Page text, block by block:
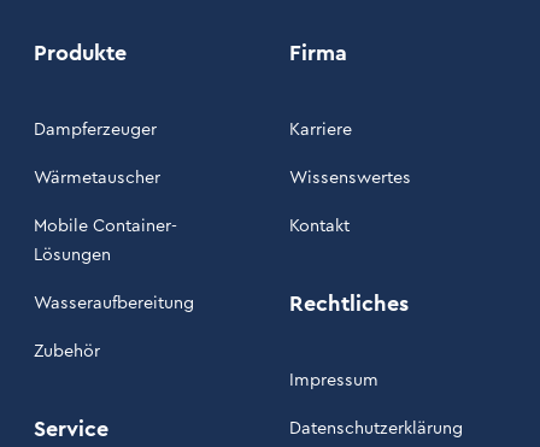
Produkte
Dampferzeuger
Wärmetauscher
Mobile Container-
Lösungen
Wasseraufbereitung
Zubehör
Service
Firma
Karriere
Wissenswertes
Kontakt
Rechtliches
Impressum
Datenschutzerklärung